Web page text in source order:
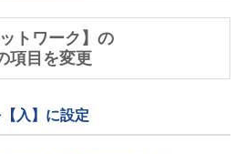
トワーク】の
項目を変更
入】に設定